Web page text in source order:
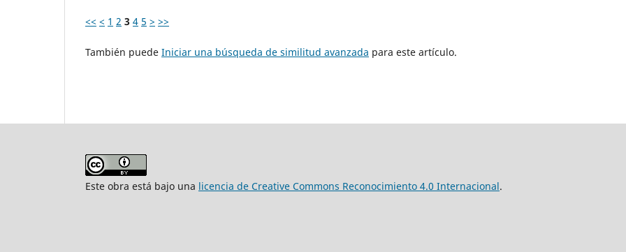
<< < 1 2 3 4 5 > >>
También puede Iniciar una búsqueda de similitud avanzada para este artículo.
Este obra está bajo una licencia de Creative Commons Reconocimiento 4.0 Internacional.